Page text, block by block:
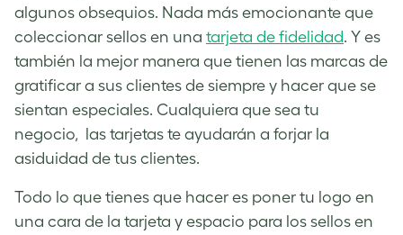
algunos obsequios. Nada más emocionante que
coleccionar sellos en una tarjeta de fidelidad. Y es
también la mejor manera que tienen las marcas de
gratificar a sus clientes de siempre y hacer que se
sientan especiales. Cualquiera que sea tu
negocio, las tarjetas te ayudarán a forjar la
asiduidad de tus clientes.
Todo lo que tienes que hacer es poner tu logo en
una cara de la tarjeta y espacio para los sellos en